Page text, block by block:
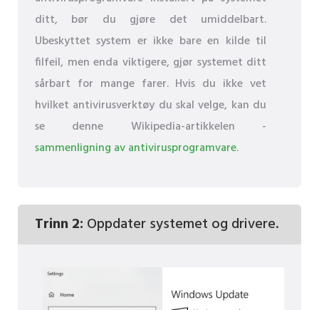
ditt, bør du gjøre det umiddelbart.
Ubeskyttet system er ikke bare en kilde til
filfeil, men enda viktigere, gjør systemet ditt
sårbart for mange farer. Hvis du ikke vet
hvilket antivirusverktøy du skal velge, kan du
se denne Wikipedia-artikkelen -
sammenligning av antivirusprogramvare.
Trinn 2: Oppdater systemet og drivere.